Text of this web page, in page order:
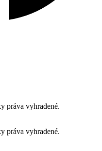
práva vyhradené.
práva vyhradené.